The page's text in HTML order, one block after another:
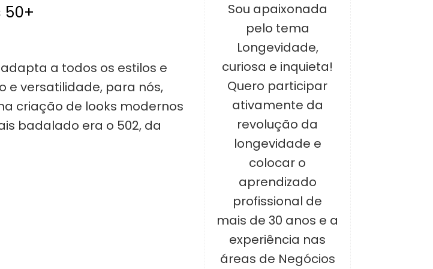
50+
a todos os estilos e
e versatilidade, para nós,
criação de looks modernos
badalado era o 502, da
Sou apaixonada
pelo tema
Longevidade,
curiosa e inquieta!
Quero participar
ativamente da
revolução da
longevidade e
colocar o
aprendizado
profissional de
mais de 30 anos e a
experiência nas
áreas de Negócios